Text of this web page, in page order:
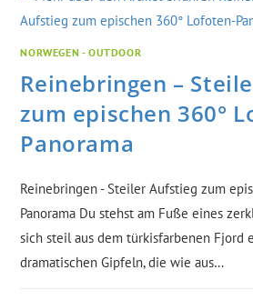
NORWEGEN - OUTDOOR
Reinebringen –
zum epischen 360°
Panorama
Reinebringen - Steiler Aufstieg zum
Panorama Du stehst am Fuße eines
sich steil aus dem türkisfarbenen Fjord
dramatischen Gipfeln, die wie aus…